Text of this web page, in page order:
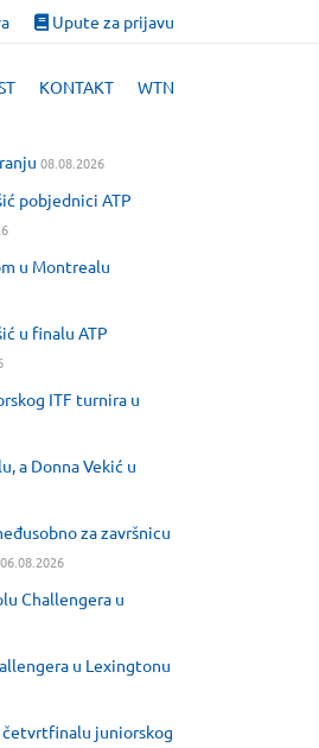
Upute za prijavu
KONTAKT WTN
08.08.2026
pobjednici ATP
u Montrealu
u finalu ATP
ITF turnira u
a Donna Vekić u
za završnicu
06.08.2026
Challengera u
u Lexingtonu
četvrtfinalu juniorskog